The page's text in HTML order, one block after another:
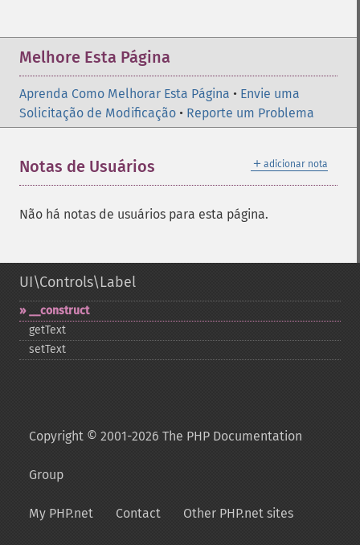
Melhore Esta Página
Aprenda Como Melhorar Esta Página • Envie uma
Solicitação de Modificação • Reporte um Problema
＋ adicionar nota
Notas de Usuários
Não há notas de usuários para esta página.
UI\Controls\Label
_​_​construct
getText
setText
Copyright © 2001-2026 The PHP Documentation
Group
My PHP.net Contact Other PHP.net sites